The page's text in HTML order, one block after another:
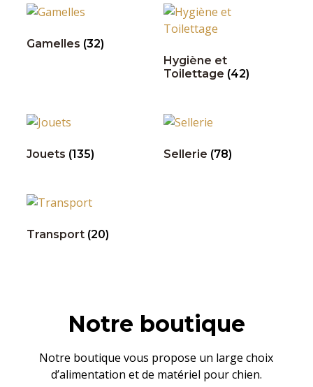
Gamelles (32)
Hygiène et
Toilettage (42)
Jouets (135) Sellerie (78)
Transport (20)
Notre boutique
Notre boutique vous propose un large choix
d’alimentation et de matériel pour chien.